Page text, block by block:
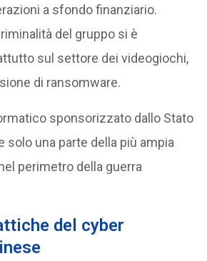
a sfondo finanziario.
del gruppo si è
sul settore dei videogiochi,
di ransomware.
sponsorizzato dallo Stato
una parte della più ampia
perimetro della guerra
del cyber